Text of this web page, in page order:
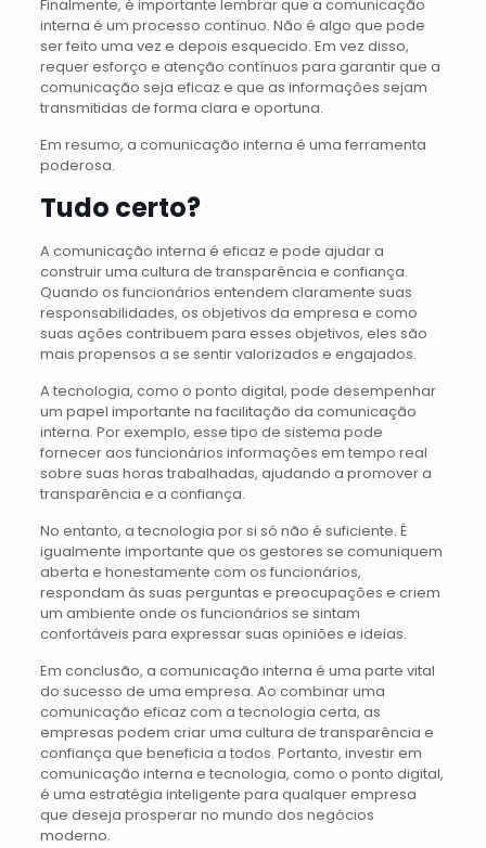
Finalmente, é importante lembrar que a comunicação
interna é um processo contínuo. Não é algo que pode
ser feito uma vez e depois esquecido. Em vez disso,
requer esforço e atenção contínuos para garantir que a
comunicação seja eficaz e que as informações sejam
transmitidas de forma clara e oportuna.
Em resumo, a comunicação interna é uma ferramenta
poderosa.
Tudo certo?
A comunicação interna é eficaz e pode ajudar a
construir uma cultura de transparência e confiança.
Quando os funcionários entendem claramente suas
responsabilidades, os objetivos da empresa e como
suas ações contribuem para esses objetivos, eles são
mais propensos a se sentir valorizados e engajados.
A tecnologia, como o ponto digital, pode desempenhar
um papel importante na facilitação da comunicação
interna. Por exemplo, esse tipo de sistema pode
fornecer aos funcionários informações em tempo real
sobre suas horas trabalhadas, ajudando a promover a
transparência e a confiança.
No entanto, a tecnologia por si só não é suficiente. É
igualmente importante que os gestores se comuniquem
aberta e honestamente com os funcionários,
respondam às suas perguntas e preocupações e criem
um ambiente onde os funcionários se sintam
confortáveis para expressar suas opiniões e ideias.
Em conclusão, a comunicação interna é uma parte vital
do sucesso de uma empresa. Ao combinar uma
comunicação eficaz com a tecnologia certa, as
empresas podem criar uma cultura de transparência e
confiança que beneficia a todos. Portanto, investir em
comunicação interna e tecnologia, como o ponto digital,
é uma estratégia inteligente para qualquer empresa
que deseja prosperar no mundo dos negócios
moderno.